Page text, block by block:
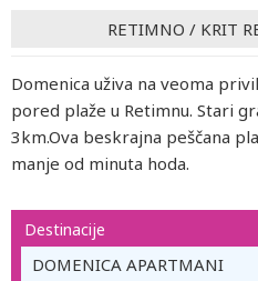
RETIMNO / KRIT
Domenica uživa na veoma
pored plaže u Retimnu. Stari
3km.Ova beskrajna peščana
manje od minuta hoda.
Destinacije
DOMENICA APARTMANI